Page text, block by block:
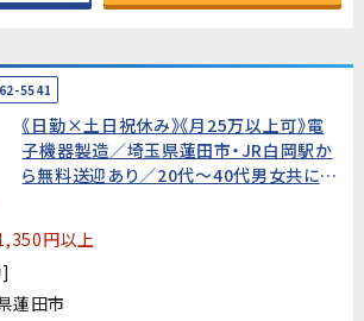
5541
《日勤×土日祝休み》《月25万以上可》電
子機器製造／埼玉県蓮田市・JR白岡駅か
ら無料送迎あり／20代～40代男女共に活
円以上
蓮田市